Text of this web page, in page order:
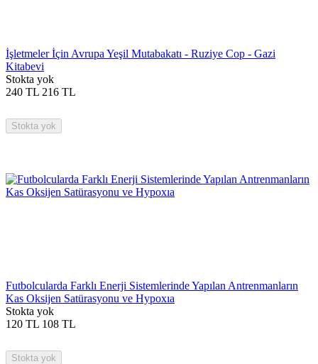
İşletmeler İçin Avrupa Yeşil Mutabakatı - Ruziye Cop - Gazi
Kitabevi
Stokta yok
240 TL 216 TL
Stokta yok
Futbolcularda Farklı Enerji Sistemlerinde Yapılan Antrenmanların
Kas Oksijen Satürasyonu ve Hypoxıa
Stokta yok
120 TL 108 TL
Stokta yok